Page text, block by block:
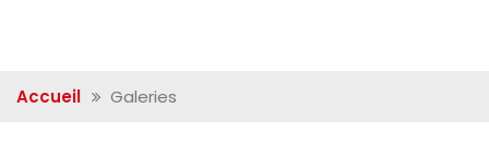
Accueil Galeries